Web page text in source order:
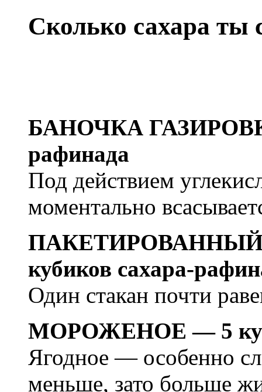
Сколько сахара ты
БАНОЧКА
рафинада
Под действием
моментально
кубиков сахара-
Один стакан почти
МОРОЖЕНОЕ — 5
Ягодное — особенно
меньше, зато больше